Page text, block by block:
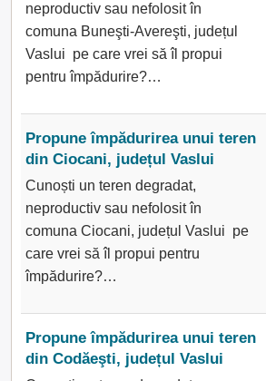
neproductiv sau nefolosit în
comuna Buneşti-Avereşti, județul
Vaslui pe care vrei să îl propui
pentru împădurire?…
Propune împădurirea unui teren
din Ciocani, județul Vaslui
Cunoști un teren degradat,
neproductiv sau nefolosit în
comuna Ciocani, județul Vaslui pe
care vrei să îl propui pentru
împădurire?…
Propune împădurirea unui teren
din Codăeşti, județul Vaslui